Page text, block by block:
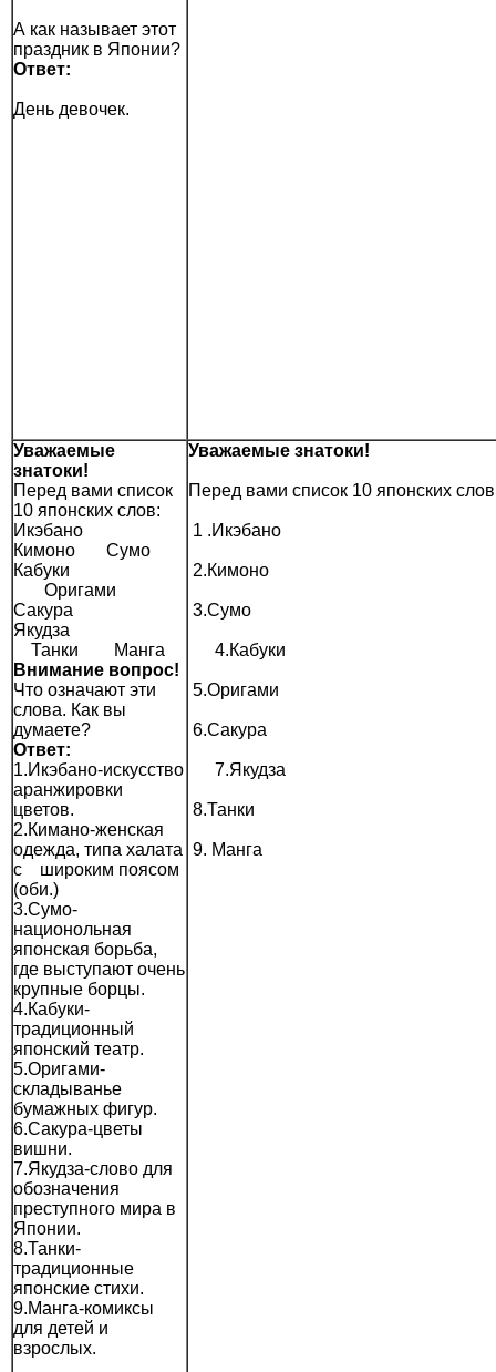
А как называет этот
праздник в Японии?
Ответ:
День девочек.
Уважаемые
знатоки!
Перед вами список
10 японских слов:
Икэбано
Кимоно Сумо
Кабуки
Оригами
Сакура
Якудза
Танки Манга
Внимание вопрос!
Что означают эти
слова. Как вы
думаете?
Ответ:
1.Икэбано-искусство
аранжировки
цветов.
2.Кимано-женская
одежда, типа халата
с широким поясом
(оби.)
3.Сумо-
национольная
японская борьба,
где выступают очень
крупные борцы.
4.Кабуки-
традиционный
японский театр.
5.Оригами-
складыванье
бумажных фигур.
6.Сакура-цветы
вишни.
7.Якудза-слово для
обозначения
преступного мира в
Японии.
8.Танки-
традиционные
японские стихи.
9.Манга-комиксы
для детей и
взрослых.
Уважаемые знатоки!
Перед вами список 10 японских
1 .Икэбано
2.Кимоно
3.Сумо
4.Кабуки
5.Оригами
6.Сакура
7.Якудза
8.Танки
9. Манга